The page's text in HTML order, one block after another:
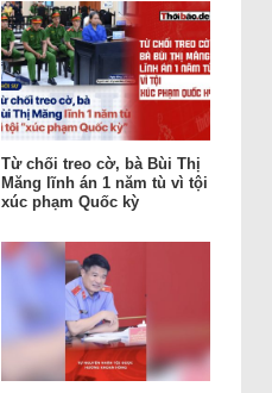
Từ chối treo cờ, bà Bùi Thị
Măng lĩnh án 1 năm tù vì tội
xúc phạm Quốc kỳ